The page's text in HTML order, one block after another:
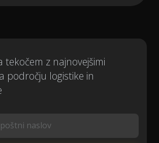
tekočem z najnovejšimi
področju logistike in
naslov